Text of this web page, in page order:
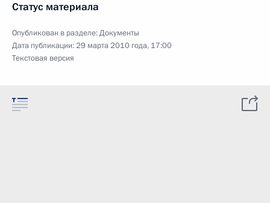
Статус материала
Опубликован в разделе:Документы
Дата публикации:29 марта 2010 года, 17:00
Текстовая версия